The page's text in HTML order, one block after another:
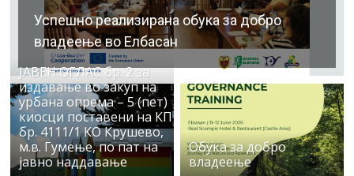
Успешно реализирана обука за добро
владеење во Елбасан
ЈАВЕН ОГЛАС бр. 2 за
издавање во закуп на
урбана опрема – 5 (пет)
киосци поставени на КП
бр. 4111/1 КО Крушево,
м.в. Гумење, по пат на
јавно наддавање
Обука за добро
владеење